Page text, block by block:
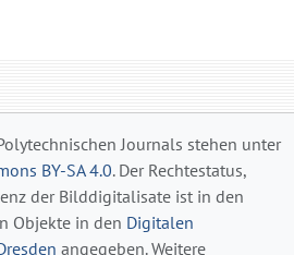
Journals stehen unter
BY-SA 4.0. Der Rechtestatus,
der Bilddigitalisate ist in den
Objekte in den Digitalen
angegeben. Weitere